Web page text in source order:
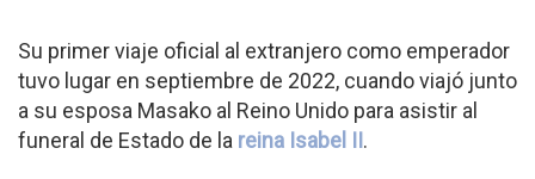
Su primer viaje oficial al extranjero como emperador
tuvo lugar en septiembre de 2022, cuando viajó junto
a su esposa Masako al Reino Unido para asistir al
funeral de Estado de la reina Isabel II.